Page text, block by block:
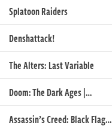
Splatoon Raiders
Denshattack!
The Alters: Last Variable
Doom: The Dark Ages |…
Assassin’s Creed: Black Flag…